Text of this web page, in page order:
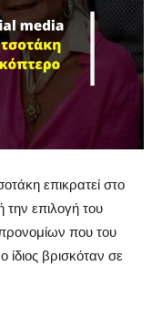
επικρατεί στο
επιλογή του
που του
ίδιος βρισκόταν σε